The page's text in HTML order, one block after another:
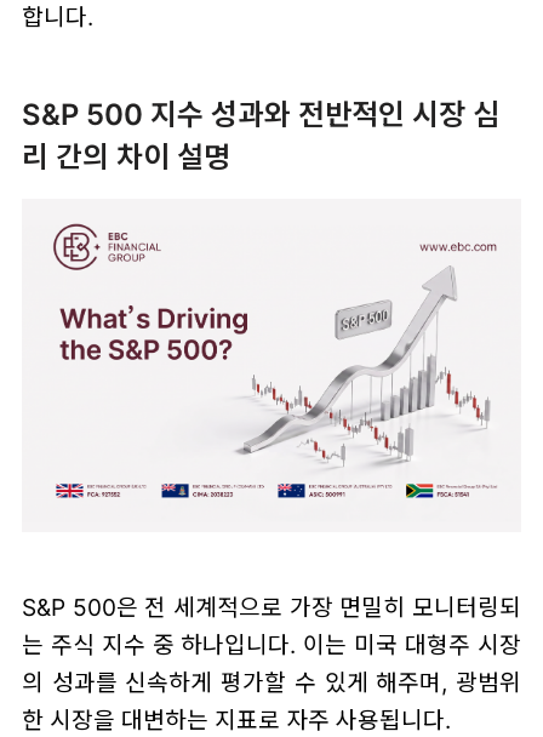
합니다.
S&P 500 지수 성과와 전반적인 시장 심
리 간의 차이 설명
S&P 500은 전 세계적으로 가장 면밀히 모니터링되
는 주식 지수 중 하나입니다. 이는 미국 대형주 시장
의 성과를 신속하게 평가할 수 있게 해주며, 광범위
한 시장을 대변하는 지표로 자주 사용됩니다.